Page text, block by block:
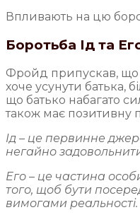
Впливають на цю
Боротьба Ід та
Фройд припускав, що
хоче усунути батька,
що батько набагато
також має позитивну
Ід – це первинне
негайно
Его – це частина
того, щоб бути
вимогами реальності.